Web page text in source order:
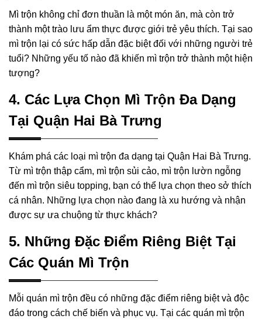
Mì trộn không chỉ đơn thuần là một món ăn, mà còn trở
thành một trào lưu ẩm thực được giới trẻ yêu thích. Tại sao
mì trộn lại có sức hấp dẫn đặc biệt đối với những người trẻ
tuổi? Những yếu tố nào đã khiến mì trộn trở thành một hiện
tượng?
4. Các Lựa Chọn Mì Trộn Đa Dạng
Tại Quận Hai Bà Trưng
Khám phá các loại mì trộn đa dạng tại Quận Hai Bà Trưng.
Từ mì trộn thập cẩm, mì trộn sủi cảo, mì trộn lườn ngỗng
đến mì trộn siêu topping, bạn có thể lựa chọn theo sở thích
cá nhân. Những lựa chọn nào đang là xu hướng và nhận
được sự ưa chuộng từ thực khách?
5. Những Đặc Điểm Riêng Biệt Tại
Các Quán Mì Trộn
Mỗi quán mì trộn đều có những đặc điểm riêng biệt và độc
đáo trong cách chế biến và phục vụ. Tại các quán mì trộn